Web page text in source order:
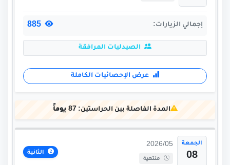
إجمالي الزيارات:
الصيدليات المرافقة
عرض الإحصائيات الكاملة
المدة الفاصلة بين الحراستين: 87 يوماً
الجمعة
08
2026/05
منتهية
الثانية